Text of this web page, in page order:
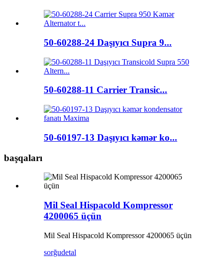
50-60288-24 Daşıyıcı Supra 9...
50-60288-11 Carrier Transic...
50-60197-13 Daşıyıcı kəmər ko...
başqaları
Mil Seal Hispacold Kompressor
4200065 üçün
Mil Seal Hispacold Kompressor 4200065 üçün
sorğudetal